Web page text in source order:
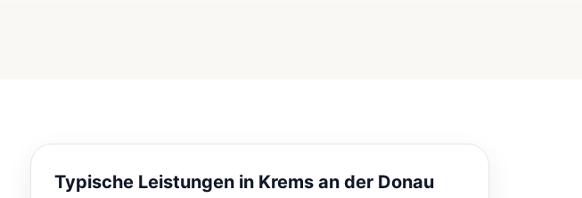
Typische Leistungen in Krems an der Donau